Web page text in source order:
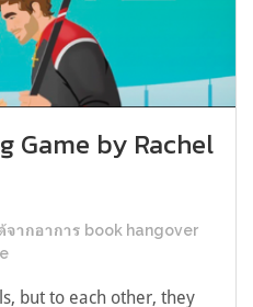
Game by Rachel
จากอาการ book hangover
but to each other, they